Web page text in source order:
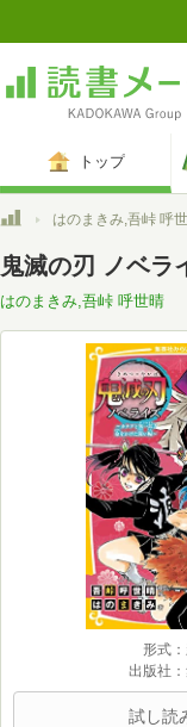
トップ
トップはのまきみ,吾峠 呼
鬼滅の刃 ノベラ
はのまきみ,吾峠 呼世晴
形式
出版社
試し読